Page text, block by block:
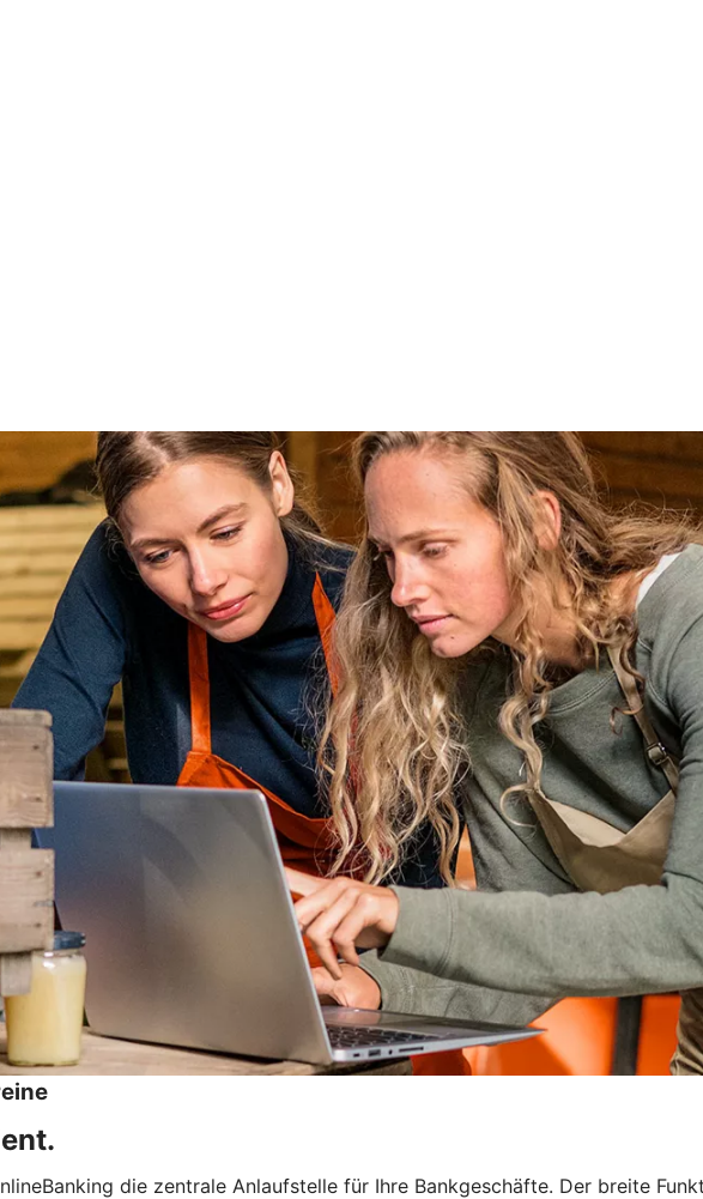
die zentrale Anlaufstelle für Ihre Bankgeschäfte. Der breite